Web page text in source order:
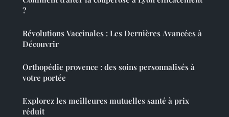
?
Révolutions Vaccinales : Les Dernières Avancées à
Découvrir
Orthopédie provence : des soins personnalisés à
votre portée
Explorez les meilleures mutuelles santé à prix
réduit